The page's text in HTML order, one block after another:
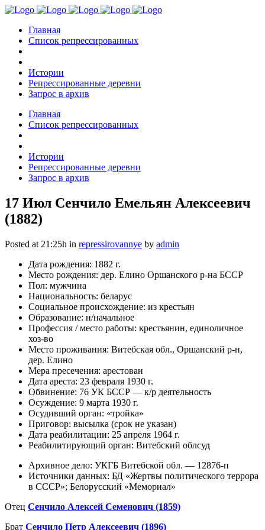
Главная
Список репрессированных
Истории
Репрессированные деревни
Запрос в архив
Главная
Список репрессированных
Истории
Репрессированные деревни
Запрос в архив
17 Июл Сенчило Емельян Алексеевич
(1882)
Posted at 21:25h in repressirovannye by admin
Дата рождения: 1882 г.
Место рождения: дер. Елино Оршанского р-на БССР
Пол: мужчина
Национальность: беларус
Социальное происхождение: из крестьян
Образование: н/начальное
Профессия / место работы: крестьянин, единоличное
хоз-во
Место проживания: Витебская обл., Оршанский р-н,
дер. Елино
Мера пресечения: арестован
Дата ареста: 23 февраля 1930 г.
Обвинение: 76 УК БССР — к/р деятельность
Осуждение: 9 марта 1930 г.
Осудивший орган: «тройка»
Приговор: высылка (срок не указан)
Дата реабилитации: 25 апреля 1964 г.
Реабилитирующий орган: Витебский облсуд
Архивное дело: УКГБ Витебской обл. — 12876-п
Источники данных: БД «Жертвы политического террора
в СССР»; Белорусский «Мемориал»
Отец Сенчило Алексей Семенович (1859)
Брат Сенчило Петр Алексеевич (1896)